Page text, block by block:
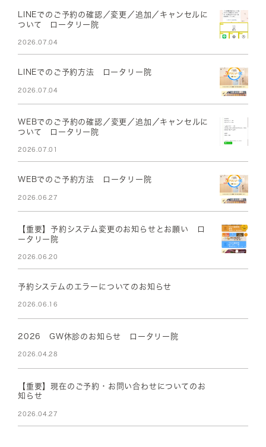
LINEでのご予約の確認／変更／追加／キャンセルに
ついて ロータリー院
2026.07.04
LINEでのご予約方法 ロータリー院
2026.07.04
WEBでのご予約の確認／変更／追加／キャンセルに
ついて ロータリー院
2026.07.01
WEBでのご予約方法 ロータリー院
2026.06.27
【重要】予約システム変更のお知らせとお願い ロ
ータリー院
2026.06.20
予約システムのエラーについてのお知らせ
2026.06.16
2026 GW休診のお知らせ ロータリー院
2026.04.28
【重要】現在のご予約・お問い合わせについてのお
知らせ
2026.04.27